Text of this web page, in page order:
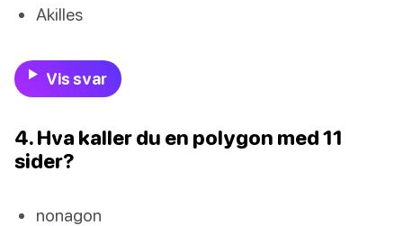
Akilles
Vis svar
4. Hva kaller du en polygon med 11
sider?
nonagon